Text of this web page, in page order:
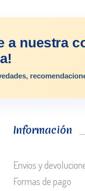
a nuestra
Información
Envios y
Formas de pago